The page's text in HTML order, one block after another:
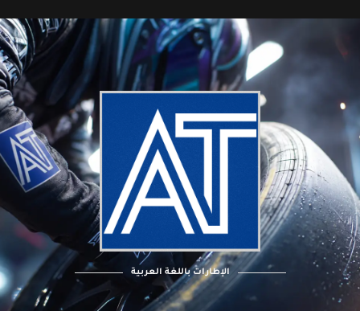
الإطارات باللغة العربية